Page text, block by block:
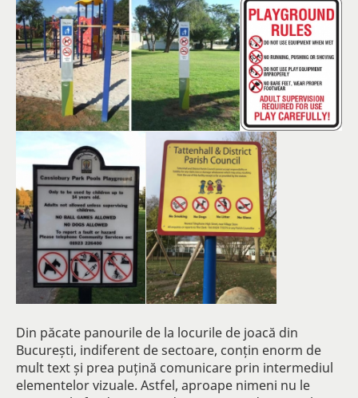
Din păcate panourile de la locurile de joacă din
București, indiferent de sectoare, conțin enorm de
mult text și prea puțină comunicare prin intermediul
elementelor vizuale. Astfel, aproape nimeni nu le